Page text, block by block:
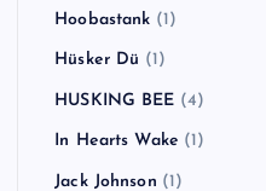
Hoobastank (1)
Hüsker Dü (1)
HUSKING BEE (4)
In Hearts Wake (1)
Jack Johnson (1)